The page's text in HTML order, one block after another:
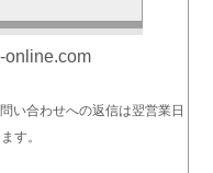
online.com
い合わせへの返信は翌営業日
す。